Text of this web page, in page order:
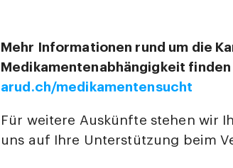
Mehr Informationen rund um die
Medikamentenabhängigkeit finden
arud.ch/medikamentensucht
Für weitere Auskünfte stehen wir
uns auf Ihre Unterstützung beim